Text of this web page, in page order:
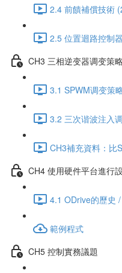
2.4 前饋補償技術
2.5 位置迴路控制
CH3 三相逆变器调变策
3.1 SPWM调变策
3.2 三次谐波注入
CH3補充資料：比
CH4 使用硬件平台進行
4.1 ODrive的歷史
範例程式
CH5 控制實務議題